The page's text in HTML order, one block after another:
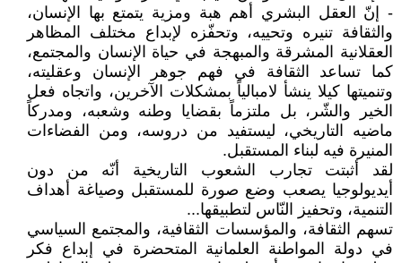
- إنّ العقل البشري أهم هبة ومزية يتمتع بها الإنسان،
والثقافة تنيره وتحييه، وتحفّزه لإبداع مختلف المظاهر
العقلانية المشرقة والمبهجة في حياة الإنسان والمجتمع،
كما تساعد الثقافة في فهم جوهر الإنسان وعقليته،
وتنميتها كيلا ينشأ لامبالياً بمشكلات الآخرين، واتجاه فعل
الخير والشّر، بل ملتزماً بقضايا وطنه وشعبه، ومدركاً
ماضيه التاريخي، ليستفيد من دروسه، ومن الفضاءات
المنيرة فيه لبناء المستقبل.
لقد أثبتت تجارب الشعوب التاريخية أنّه من دون
أيديولوجيا يصعب وضع صورة للمستقبل وصياغة أهداف
التنمية، وتحفيز النّاس لتطبيقها...
تسهم الثقافة، والمؤسسات الثقافية، والمجتمع السياسي
في دولة المواطنة العلمانية المتحضرة في إبداع فكر